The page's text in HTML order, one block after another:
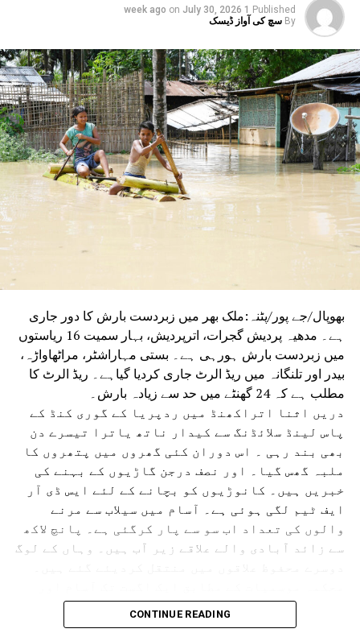
طاقت تھا۔ لیکن اکیسویں صدی میں اے آئی طاقت ہے۔
یہ ڈاٹا آپ کا اور ملک کا ہے۔
Published
1 week ago
on July 30, 2026
By سچ کی آواز ڈیسک
بھوپال/جے پور/پٹنہ:ملک بھر میں زبردست بارش کا دور جاری
ہے۔ مدھیہ پردیش گجرات، اترپردیش، بہار سمیت 16 ریاستوں
میں زبردست بارش ہورہی ہے۔ بستی مہاراشٹر، مراٹھاواڑہ،
بیدر اور تلنگانہ میں ریڈ الرٹ جاری کردیا گیاہے۔ ریڈ الرٹ کا
مطلب ہے کہ 24 گھنٹے میں حد سے زیادہ بارش۔
دریں اثنا اتراکھنڈ میں ردپریا کے گوری کنڈ کے
پاس لینڈ سلائڈنگ سے کیدار ناتھ یاترا تیسرے دن
بھی بند رہی ۔ اس دوران کئی گھروں میں پتھروں کا
ملبہ گھس گیا۔ اور نصف درجن گاڑیوں کے بہنے کی
خبریں ہیں۔ کانوڑیوں کو بچانے کے لئے ایس ڈی آر
ایف ٹیم لگی ہوئی ہے۔ آسام میں سیلاب سے مرنے
والوں کی تعداد اب سو سے پار کرگئی ہے۔ پانچ لاکھ
سے زائد آبادی والے علاقے زیر آب ہیں۔ وہاں کے لوگ
دوسری ریاستوں میں بھاری بارش اور بجلی گرنے کے
امکانات ہیں۔آسام میں تنسکویا، بھیما جی ،
CONTINUE READING